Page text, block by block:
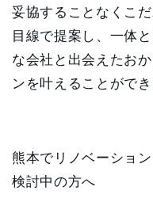
妥協することなくこ
目線で提案し、一体
な会社と出会えたお
ンを叶えることができ
熊本でリノベーショ
検討中の方へ